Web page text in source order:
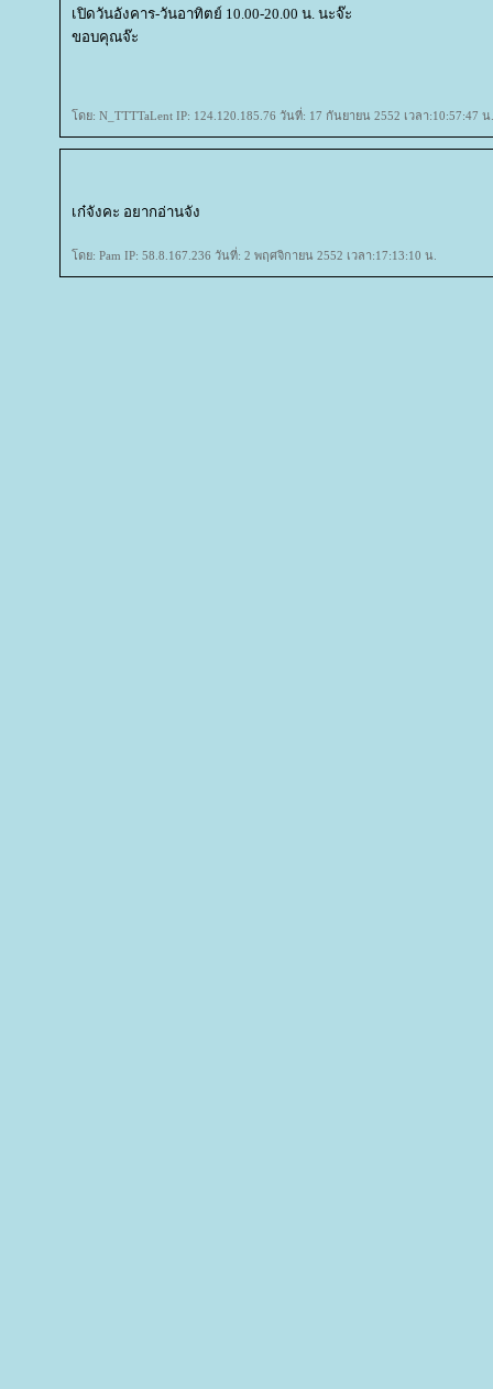
เปิดวันอังคาร-วันอาทิตย์ 10.00-20.00 น. นะจ๊ะ
ขอบคุณจ๊ะ
ดย: N_TTTTaLent IP: 124.120.185.76 วันที่: 17 กันยายน 2552 เวลา:10:57:47 น.
เก๋จังคะ อยากอ่านจัง
ดย: Pam IP: 58.8.167.236 วันที่: 2 พฤศจิกายน 2552 เวลา:17:13:10 น.